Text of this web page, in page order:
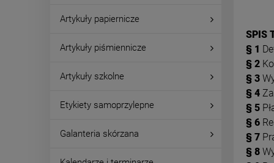
Artykuły papiernicze
Artykuły piśmiennicze
Artykuły szkolne
Etykiety samoprzylepne
Galanteria skórzana
SPIS
§ 1
§ 2
§ 3
§ 4
§ 5
§ 6
§ 7
§ 8